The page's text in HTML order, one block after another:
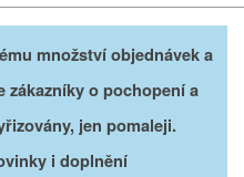
množství objednávek a
zákazníky o pochopení a
jen pomaleji.
i doplnění